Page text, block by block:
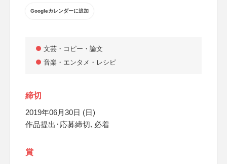
Googleカレンダーに追加
文芸・コピー・論文
音楽・エンタメ・レシピ
締切
2019年06月30日 (日)
作品提出･応募締切､必着
賞